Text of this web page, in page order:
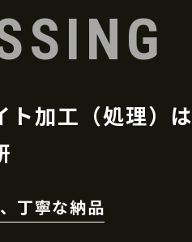
ト加工（処理）は
丁寧な納品